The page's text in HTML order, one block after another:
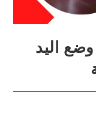
وضع اليد